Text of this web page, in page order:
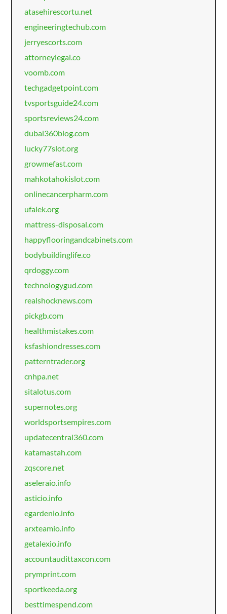
atasehirescortu.net
engineeringtechub.com
jerryescorts.com
attorneylegal.co
voomb.com
techgadgetpoint.com
tvsportsguide24.com
sportsreviews24.com
dubai360blog.com
lucky77slot.org
growmefast.com
mahkotahokislot.com
onlinecancerpharm.com
ufalek.org
mattress-disposal.com
happyflooringandcabinets.com
bodybuildinglife.co
qrdoggy.com
technologygud.com
realshocknews.com
pickgb.com
healthmistakes.com
ksfashiondresses.com
patterntrader.org
cnhpa.net
sitalotus.com
supernotes.org
worldsportsempires.com
updatecentral360.com
katamastah.com
zqscore.net
aseleraio.info
asticio.info
egardenio.info
arxteamio.info
getalexio.info
accountaudittaxcon.com
prymprint.com
sportkeeda.org
besttimespend.com